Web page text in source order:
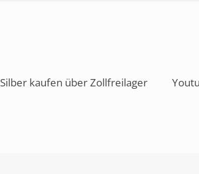
Silber kaufen über Zollfreilager